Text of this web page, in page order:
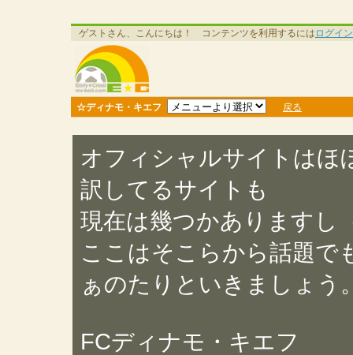
ゲストさん、こんにちは！ コンテンツを利用するには ログイン
☆ディナモ・キエフ 戻る
オフィシャルサイトはほ
訳してるサイトも
現在は幾つかありますし
ここはそこらから話題で
ぁのたりといきましょう
FCディナモ・キエフ